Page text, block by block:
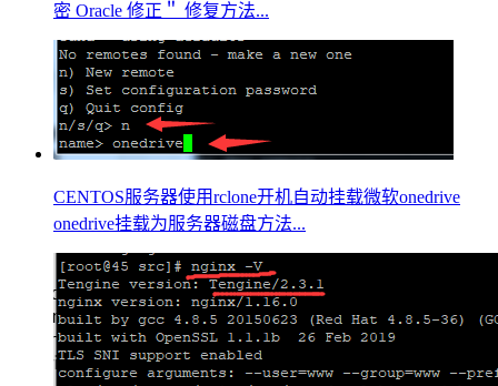
密 Oracle 修正＂ 修复方法...
CENTOS服务器使用rclone开机自动挂载微软onedrive
onedrive挂载为服务器磁盘方法...